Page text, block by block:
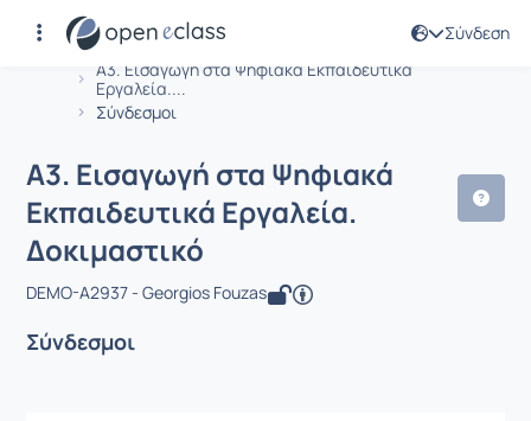
Σύνδεση
Αρχική Σελίδα
A3. Εισαγωγή στα Ψηφιακά Εκπαιδευτικά
Εργαλεία....
Σύνδεσμοι
Μάθημα : A3. Εισαγωγή στα Ψηφιακά
A3. Εισαγωγή στα Ψηφιακά
Εκπαιδευτικά Εργαλεία.
Δοκιμαστικό
DEMO-A2937 - Georgios Fouzas
Σύνδεσμοι